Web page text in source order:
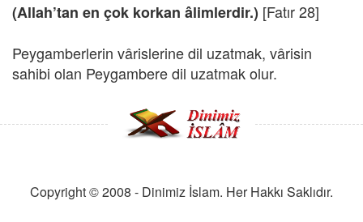
(Allah’tan en çok korkan âlimlerdir.) [Fatır 28]
Peygamberlerin vârislerine dil uzatmak, vârisin
sahibi olan Peygambere dil uzatmak olur.
Copyright © 2008 - Dinimiz İslam. Her Hakkı Saklıdır.